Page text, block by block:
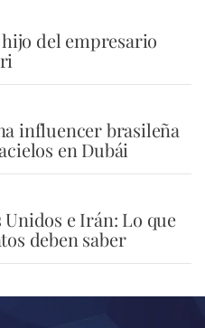
hijo del empresario
influencer brasileña
en Dubái
e Irán: Lo que
deben saber